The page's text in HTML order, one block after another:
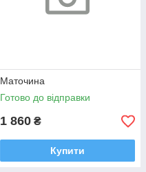
Маточина
Готово до відправки
1 860 ₴
Купити